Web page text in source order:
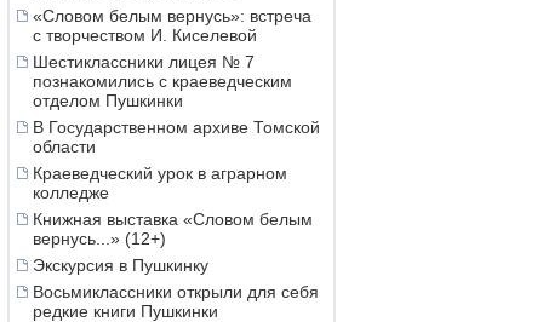
«Словом белым вернусь»: встреча
с творчеством И. Киселевой
Шестиклассники лицея № 7
познакомились с краеведческим
отделом Пушкинки
В Государственном архиве Томской
области
Краеведческий урок в аграрном
колледже
Книжная выставка «Словом белым
вернусь...» (12+)
Экскурсия в Пушкинку
Восьмиклассники открыли для себя
редкие книги Пушкинки